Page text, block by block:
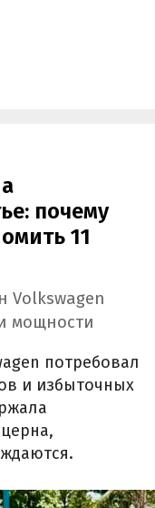
почему
11
Volkswagen
мощности
потребовал
и избыточных